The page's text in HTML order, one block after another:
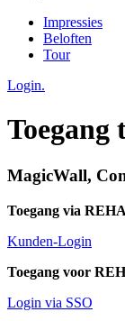
Impressies
Beloften
Tour
Login.
Toegang
MagicWall,
Toegang via
Kunden-Login
Toegang voor
Login via SSO